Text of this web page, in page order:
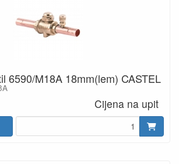
6590/M18A 18mm(lem) CASTEL
Cijena na upit